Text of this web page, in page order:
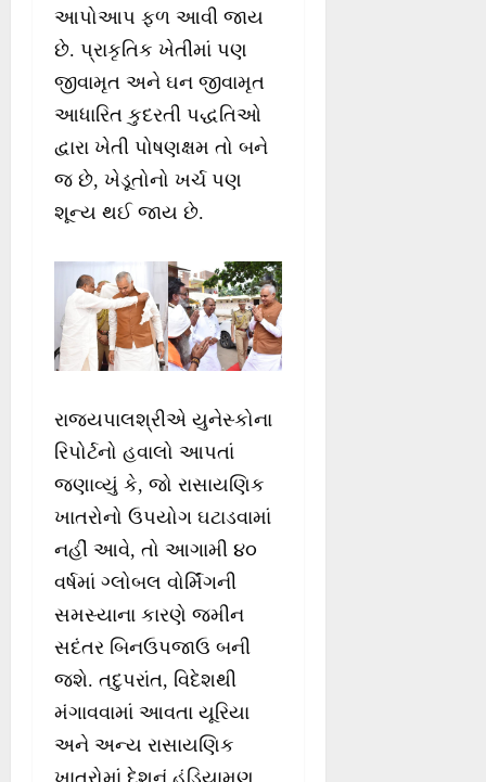
આપોઆપ ફળ આવી જાય
છે. પ્રાકૃતિક ખેતીમાં પણ
જીવામૃત અને ઘન જીવામૃત
આધારિત કુદરતી પદ્ધતિઓ
દ્વારા ખેતી પોષણક્ષમ તો બને
જ છે, ખેડૂતોનો ખર્ચ પણ
શૂન્ય થઈ જાય છે.
રાજ્યપાલશ્રીએ યુનેસ્કોના
રિપોર્ટનો હવાલો આપતાં
જણાવ્યું કે, જો રાસાયણિક
ખાતરોનો ઉપયોગ ઘટાડવામાં
નહીં આવે, તો આગામી ૪૦
વર્ષમાં ગ્લોબલ વોર્મિંગની
સમસ્યાના કારણે જમીન
સદંતર બિનઉપજાઉ બની
જશે. તદુપરાંત, વિદેશથી
મંગાવવામાં આવતા યૂરિયા
અને અન્ય રાસાયણિક